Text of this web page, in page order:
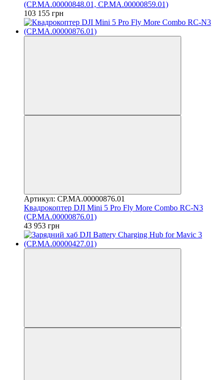
(CP.MA.00000848.01, CP.MA.00000859.01)
103 155 грн
Артикул: CP.MA.00000876.01
Квадрокоптер DJI Mini 5 Pro Fly More Combo RC-N3
(CP.MA.00000876.01)
43 953 грн